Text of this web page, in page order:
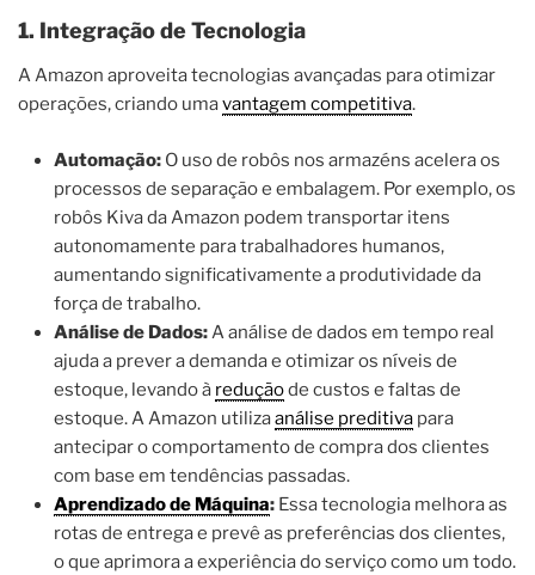
1. Integração de Tecnologia
A Amazon aproveita tecnologias avançadas para otimizar
operações, criando umavantagem competitiva.
Automação: O uso de robôs nos armazéns acelera os
processos de separação e embalagem. Por exemplo, os
robôs Kiva da Amazon podem transportar itens
autonomamente para trabalhadores humanos,
aumentando significativamente a produtividade da
força de trabalho.
Análise de Dados:A análise de dados em tempo real
ajuda a prever a demanda e otimizar os níveis de
estoque, levando à reduçãode custos e faltas de
estoque. A Amazon utilizaanálise preditiva para
antecipar o comportamento de compra dos clientes
com base em tendências passadas.
Aprendizado de Máquina: Essa tecnologia melhora as
rotas de entrega e prevê as preferências dos clientes,
o que aprimora a experiência do serviço como um todo.